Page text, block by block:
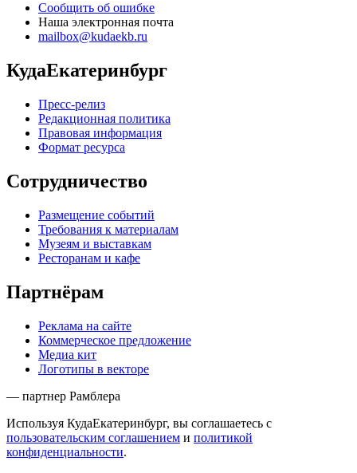
Сообщить об ошибке
Наша электронная почта
mailbox@kudaekb.ru
КудаЕкатеринбург
Пресс-релиз
Редакционная политика
Правовая информация
Формат ресурса
Сотрудничество
Размещение событий
Требования к материалам
Музеям и выставкам
Ресторанам и кафе
Партнёрам
Реклама на сайте
Коммерческое предложение
Медиа кит
Логотипы в векторе
— партнер Рамблера
Используя КудаЕкатеринбург, вы соглашаетесь с
пользовательским соглашением и политикой
конфиденциальности.